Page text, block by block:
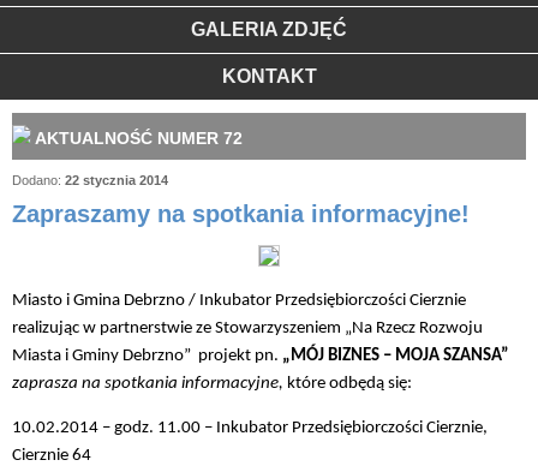
GALERIA ZDJĘĆ
KONTAKT
AKTUALNOŚĆ NUMER 72
Dodano: 22 stycznia 2014
Zapraszamy na spotkania informacyjne!
Miasto i Gmina Debrzno / Inkubator Przedsiębiorczości Cierznie
realizując w partnerstwie ze Stowarzyszeniem „Na Rzecz Rozwoju
Miasta i Gminy Debrzno” projekt pn. „MÓJ BIZNES – MOJA SZANSA”
zaprasza na spotkania informacyjne, które odbędą się:
10.02.2014 – godz. 11.00 – Inkubator Przedsiębiorczości Cierznie,
Cierznie 64